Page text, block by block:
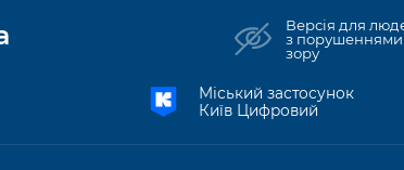
Версія для
з порушеннями
зору
Міський застосунок
Київ Цифровий